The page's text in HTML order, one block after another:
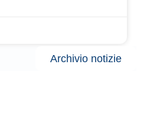
Archivio notizie